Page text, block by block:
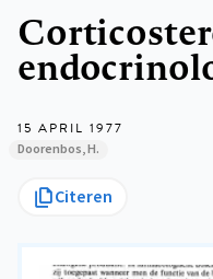
15 APRIL 1977
Doorenbos, H.
Citeren